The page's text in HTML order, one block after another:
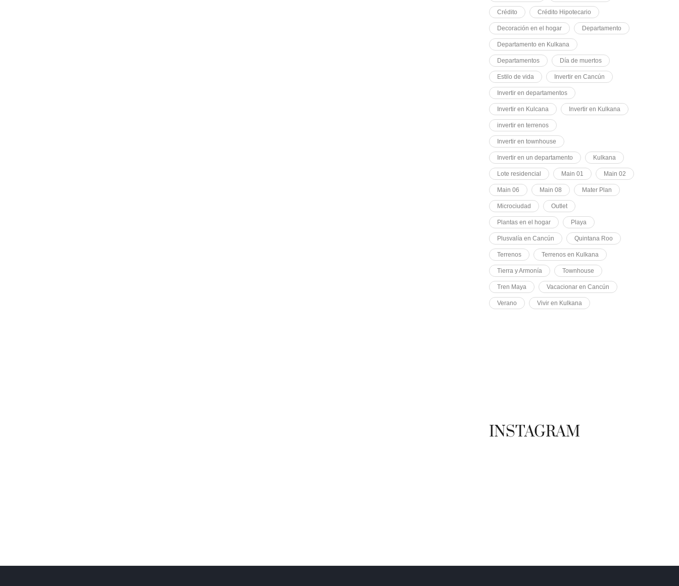
Crédito Crédito Hipotecario
Decoración en el hogar Departamento
Departamento en Kulkana
Departamentos Día de muertos
Estilo de vida Invertir en Cancún
Invertir en departamentos
Invertir en Kulcana Invertir en Kulkana
invertir en terrenos
Invertir en townhouse
Invertir en un departamento Kulkana
Lote residencial Main 01 Main 02
Main 06 Main 08 Mater Plan
Microciudad Outlet
Plantas en el hogar Playa
Plusvalía en Cancún Quintana Roo
Terrenos Terrenos en Kulkana
Tierra y Armonía Townhouse
Tren Maya Vacacionar en Cancún
Verano Vivir en Kulkana
INSTAGRAM